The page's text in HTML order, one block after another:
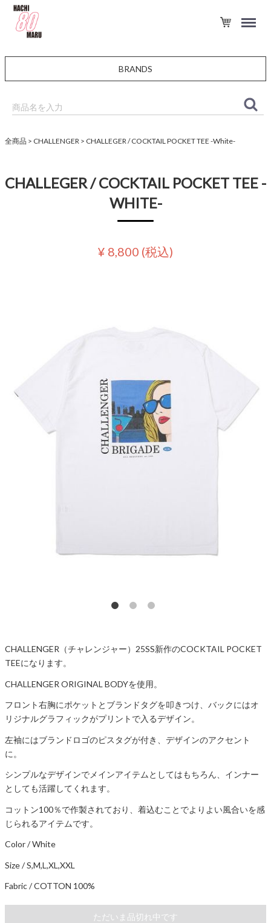
BRANDS
全商品 CHALLENGER CHALLEGER / COCKTAIL POCKET TEE -White-
CHALLEGER / COCKTAIL POCKET TEE -
WHITE-
¥ 8,800 (税込)
CHALLENGER（チャレンジャー）25SS新作のCOCKTAIL POCKET
TEEになります。
CHALLENGER ORIGINAL BODYを使用。
フロント右胸にポケットとブランドタグを叩きつけ、バックにはオ
リジナルグラフィックがプリントで入るデザイン。
左袖にはブランドロゴのピスタグが付き、デザインのアクセント
に。
シンプルなデザインでメインアイテムとしてはもちろん、インナー
としても活躍してくれます。
コットン100％で作製されており、着込むことでよりよい風合いを感
じられるアイテムです。
Color / White
Size / S,M,L,XL,XXL
Fabric / COTTON 100%
ただいま品切れ中です